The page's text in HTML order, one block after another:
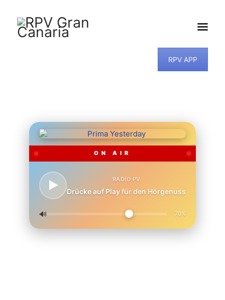
RPV APP
ON AIR
RADIO PV
Drücke auf Play für den Hörgenuss
🔊 70%
MUSIKWUNSCH